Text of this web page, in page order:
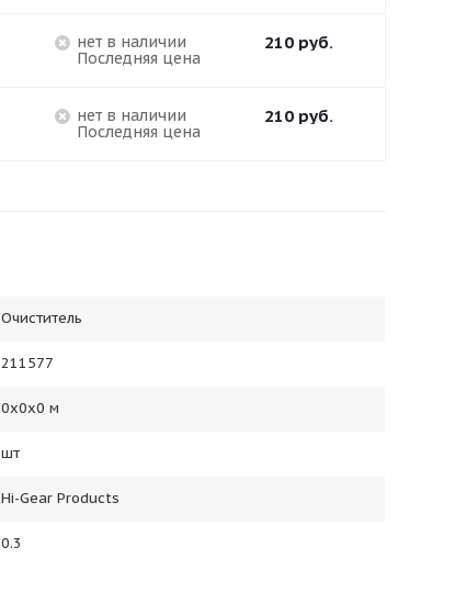
Нет в наличии
Последняя цена
210руб.
Нет в наличии
Последняя цена
210руб.
Очиститель
211577
0х0х0 м
шт
Hi-Gear Products
0.3